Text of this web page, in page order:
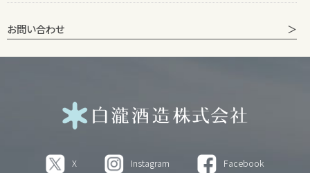
お問い合わせ
X Instagram Facebook